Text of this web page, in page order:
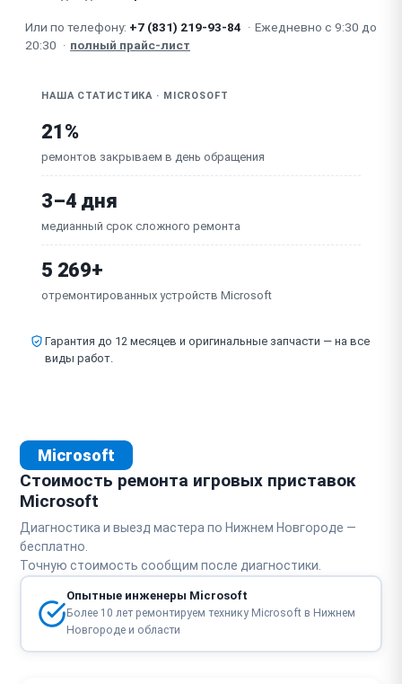
Не видит жёсткий диск
Или по телефону: +7 (831) 219-93-84 · Ежедневно с 9:30 до
20:30 · полный прайс-лист
НАША СТАТИСТИКА · MICROSOFT
21%
ремонтов закрываем в день обращения
3–4 дня
медианный срок сложного ремонта
5 269+
отремонтированных устройств Microsoft
Гарантия до 12 месяцев и оригинальные запчасти — на все
виды работ.
Microsoft
Стоимость ремонта игровых приставок
Microsoft
Диагностика и выезд мастера по Нижнем Новгороде —
бесплатно.
Точную стоимость сообщим после диагностики.
Опытные инженеры Microsoft
Более 10 лет ремонтируем технику Microsoft в Нижнем
Новгороде и области